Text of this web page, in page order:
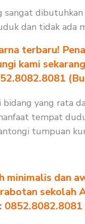
dan tidak ada
terbaru!
kami
yang rata
tempat
tumpuan
minimalis dan
sekolah
0852.8082.8081